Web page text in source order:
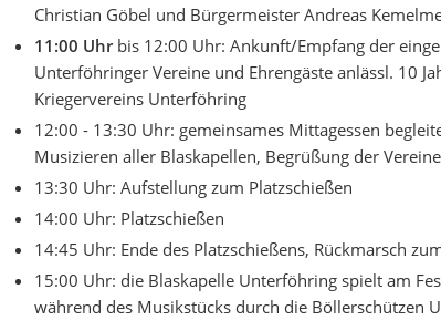
Christian Göbel und Bürgermeister Andreas
11:00 Uhrbis 12:00 Uhr: Ankunft/Empfang der
Unterföhringer Vereine und Ehrengäste anlässl. 10
Kriegervereins Unterföhring
12:00 - 13:30 Uhr: gemeinsames Mittagessen
Musizieren aller Blaskapellen, Begrüßung der Vereine
13:30 Uhr: Aufstellung zum Platzschießen
14:00 Uhr: Platzschießen
14:45 Uhr: Ende des Platzschießens, Rückmarsch
15:00 Uhr: die Blaskapelle Unterföhring spielt am
während des Musikstücks durch die Böllerschützen